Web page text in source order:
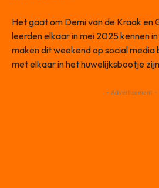
Het gaat om Demi van de Kraak en
leerden elkaar in mei 2025 kennen in
maken dit weekend op social media
met elkaar in het huwelijksbootje
- Advertisement -